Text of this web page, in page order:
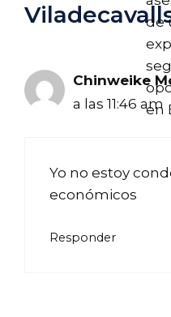
de
en
Chinweike
a las 11:46 am
Yo no estoy
económicos
Responder